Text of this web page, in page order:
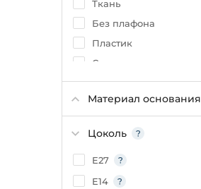
Ткань
Без плафона
Пластик
Силикон
Оптический полимер
Текстиль
Поликарбонат
Алюминий
Дерево
Материал основания
Цоколь
E27
E14